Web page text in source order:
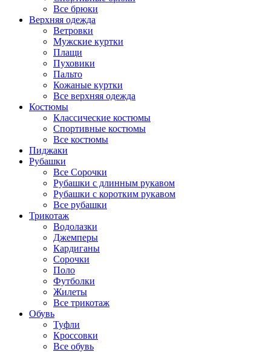
Все брюки
Верхняя одежда
Ветровки
Мужские куртки
Плащи
Пуховики
Пальто
Кожаные куртки
Все верхняя одежда
Костюмы
Классические костюмы
Спортивные костюмы
Все костюмы
Пиджаки
Рубашки
Все Сорочки
Рубашки с длинным рукавом
Рубашки с коротким рукавом
Все рубашки
Трикотаж
Водолазки
Джемперы
Кардиганы
Сорочки
Поло
Футболки
Жилеты
Все трикотаж
Обувь
Туфли
Кроссовки
Все обувь